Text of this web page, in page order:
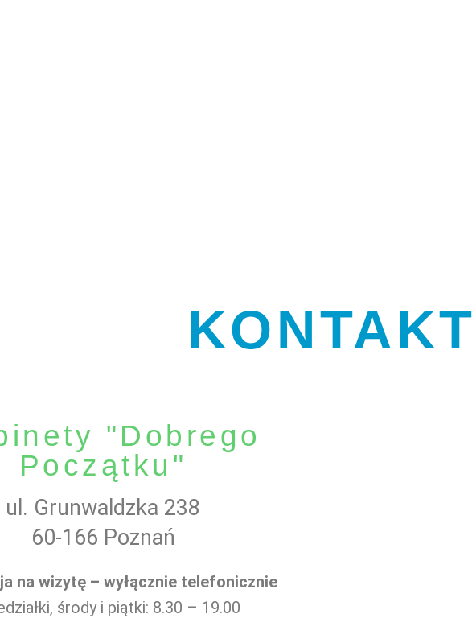
KONTAKT
"Dobrego
Początku"
ul. Grunwaldzka 238
60-166 Poznań
na wizytę – wyłącznie telefonicznie
środy i piątki: 8.30 – 19.00